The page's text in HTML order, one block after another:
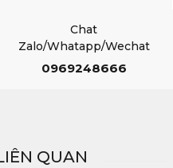
Chat
Zalo/Whatapp/Wechat
0969248666
QUAN